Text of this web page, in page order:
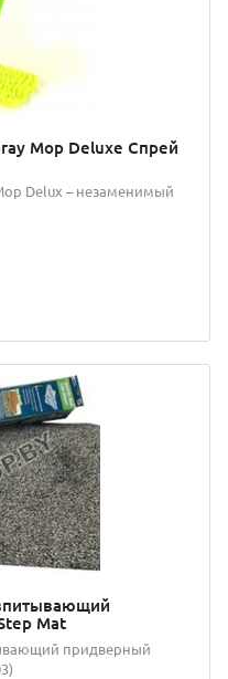
Mop Deluxe Спрей
Delux – незаменимый
Mat
придверный